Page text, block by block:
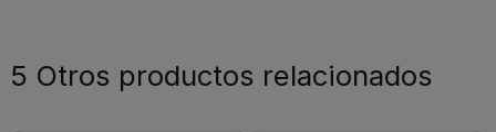
5 Otros productos relacionados